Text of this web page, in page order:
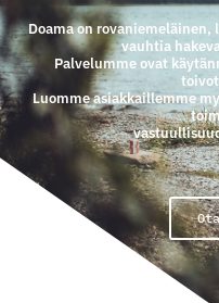
Doama on
vauhtia
Palvelumme ovat
Luomme asiakkaillemme